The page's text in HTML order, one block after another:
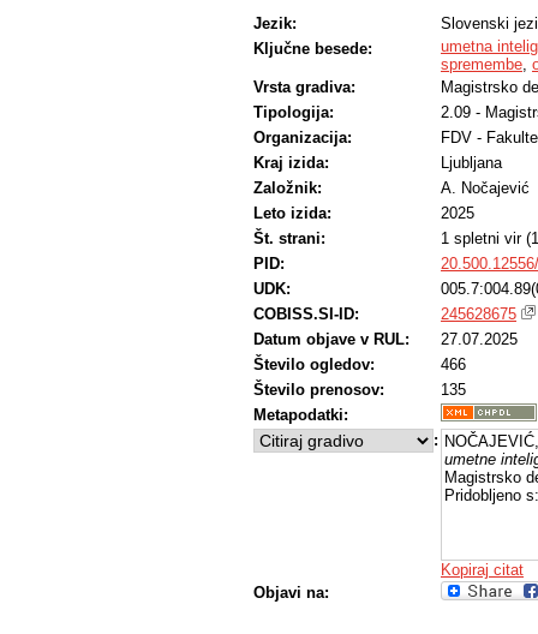
upravljanja sprememb v kontekstu
Jezik:
Slovenski
Ključne besede:
umetna
spremembe,
Vrsta gradiva:
Magistrsko
Tipologija:
2.09 -
Organizacija:
FDV -
Kraj izida:
Ljubljana
Založnik:
A. Nočajević
Leto izida:
2025
Št. strani:
1 spletni vir
PID:
UDK:
COBISS.SI-ID:
245628675
Datum objave v RUL:
27.07.2025
Število ogledov:
466
Število prenosov:
135
Metapodatki:
:
umetne
Magistrsko
Pridobljeno
Kopiraj citat
Objavi na: